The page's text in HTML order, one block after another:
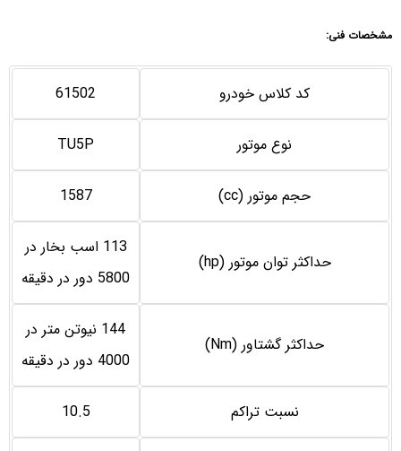
مشخصات فنی:
کد کلاس خودرو 61502
نوع موتور TU5P
حجم موتور (cc) 1587
حداکثر توان موتور (hp)
113 اسب بخار در
5800 دور در دقيقه
حداكثر گشتاور (Nm)
144 نيوتن متر در
4000 دور در دقيقه
نسبت تراكم 10.5